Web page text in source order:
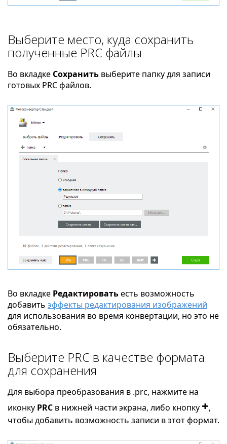
Выберите место, куда сохранить
полученные PRC файлы
Во вкладке Сохранить выберите папку для записи
готовых PRC файлов.
Во вкладке Редактироватьесть возможность
добавить эффекты редактирования изображений
для использования во время конвертации, но это не
обязательно.
Выберите PRC в качестве формата
для сохранения
Для выбора преобразования в .prc, нажмите на
иконку PRC в нижней части экрана, либо кнопку +,
чтобы добавить возможность записи в этот формат.